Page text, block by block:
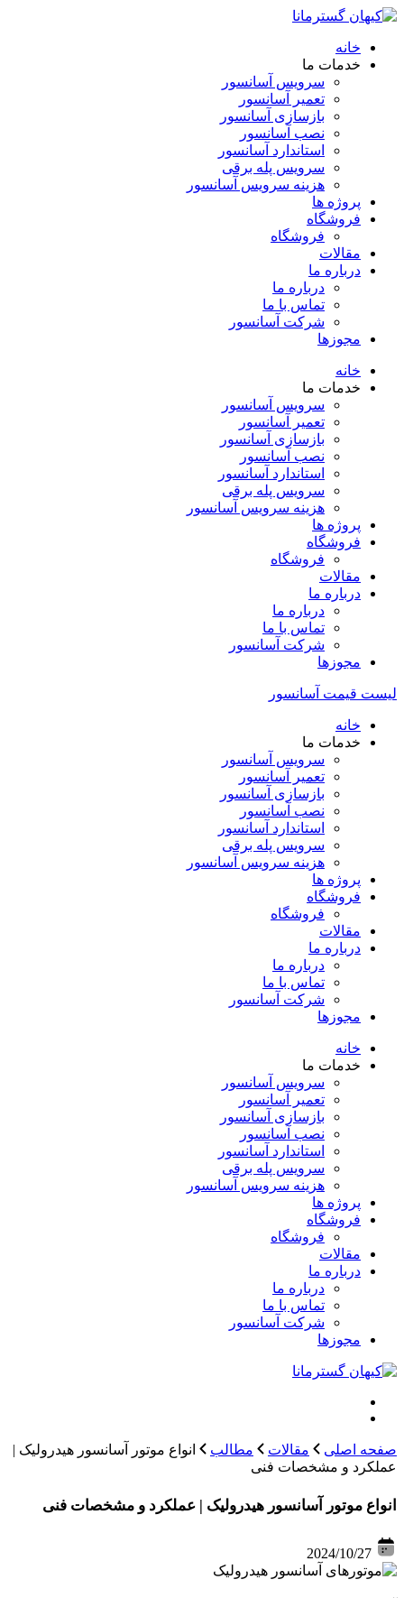
خانه
خدمات ما
سرویس آسانسور
تعمیر آسانسور
بازسازی آسانسور
نصب آسانسور
استاندارد آسانسور
سرویس پله برقی
هزینه سرویس آسانسور
پروژه ها
فروشگاه
فروشگاه
مقالات
درباره ما
درباره ما
تماس با ما
شرکت آسانسور
مجوزها
خانه
خدمات ما
سرویس آسانسور
تعمیر آسانسور
بازسازی آسانسور
نصب آسانسور
استاندارد آسانسور
سرویس پله برقی
هزینه سرویس آسانسور
پروژه ها
فروشگاه
فروشگاه
مقالات
درباره ما
درباره ما
تماس با ما
شرکت آسانسور
مجوزها
لیست قیمت آسانسور
خانه
خدمات ما
سرویس آسانسور
تعمیر آسانسور
بازسازی آسانسور
نصب آسانسور
استاندارد آسانسور
سرویس پله برقی
هزینه سرویس آسانسور
پروژه ها
فروشگاه
فروشگاه
مقالات
درباره ما
درباره ما
تماس با ما
شرکت آسانسور
مجوزها
خانه
خدمات ما
سرویس آسانسور
تعمیر آسانسور
بازسازی آسانسور
نصب آسانسور
استاندارد آسانسور
سرویس پله برقی
هزینه سرویس آسانسور
پروژه ها
فروشگاه
فروشگاه
مقالات
درباره ما
درباره ما
تماس با ما
شرکت آسانسور
مجوزها
صفحه اصلی مقالات مطالب
انواع موتور آسانسور هیدرولیک |
عملکرد و مشخصات فنی
انواع موتور آسانسور هیدرولیک | عملکرد و مشخصات فنی